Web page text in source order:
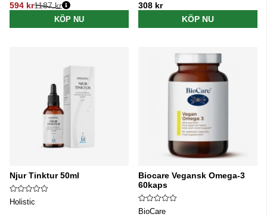
594 kr
Ordinarie pris:
1187 kr
KÖP NU
308 kr
KÖP NU
Njur Tinktur 50ml
Holistic
Biocare Vegansk Omega-3
60kaps
BioCare